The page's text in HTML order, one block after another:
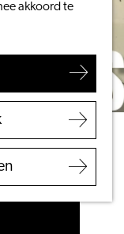
akkoord te
Met kinderen
VVV Leiden
Bereikbaarheid
Regio Leiden
dagen